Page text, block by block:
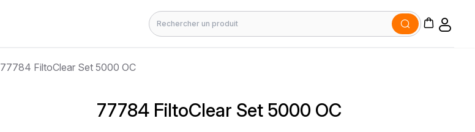
Rechercher
77784 FiltoClear Set 5000 OC
77784 FiltoClear Set 5000 OC